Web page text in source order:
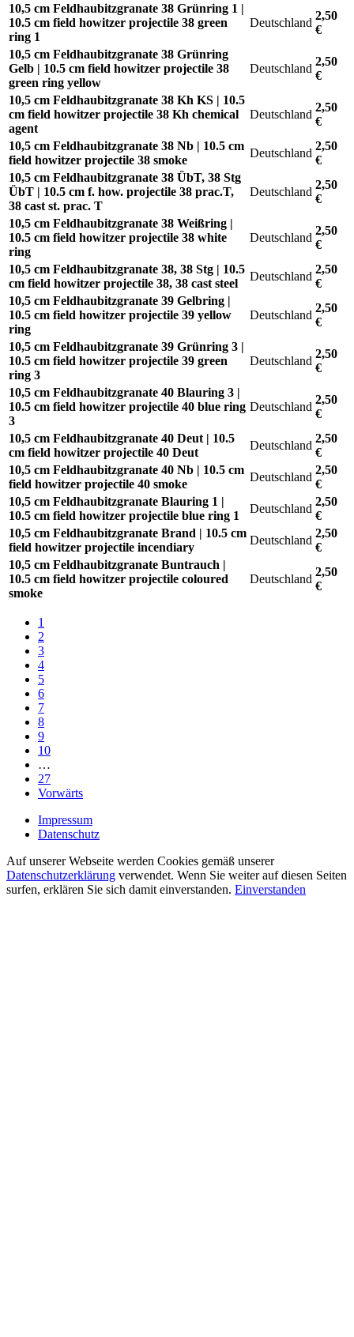
10,5 cm Feldhaubitzgranate 38 Grünring 1 |
10.5 cm field howitzer projectile 38 green
ring 1
Deutschland
2,50
€
10,5 cm Feldhaubitzgranate 38 Grünring
Gelb | 10.5 cm field howitzer projectile 38
green ring yellow
Deutschland
2,50
€
10,5 cm Feldhaubitzgranate 38 Kh KS | 10.5
cm field howitzer projectile 38 Kh chemical
agent
Deutschland
2,50
€
10,5 cm Feldhaubitzgranate 38 Nb | 10.5 cm
field howitzer projectile 38 smoke
Deutschland
2,50
€
10,5 cm Feldhaubitzgranate 38 ÜbT, 38 Stg
ÜbT | 10.5 cm f. how. projectile 38 prac.T,
38 cast st. prac. T
Deutschland
2,50
€
10,5 cm Feldhaubitzgranate 38 Weißring |
10.5 cm field howitzer projectile 38 white
ring
Deutschland
2,50
€
10,5 cm Feldhaubitzgranate 38, 38 Stg | 10.5
cm field howitzer projectile 38, 38 cast steel
Deutschland
2,50
€
10,5 cm Feldhaubitzgranate 39 Gelbring |
10.5 cm field howitzer projectile 39 yellow
ring
Deutschland
2,50
€
10,5 cm Feldhaubitzgranate 39 Grünring 3 |
10.5 cm field howitzer projectile 39 green
ring 3
Deutschland
2,50
€
10,5 cm Feldhaubitzgranate 40 Blauring 3 |
10.5 cm field howitzer projectile 40 blue ring
3
Deutschland
2,50
€
10,5 cm Feldhaubitzgranate 40 Deut | 10.5
cm field howitzer projectile 40 Deut
Deutschland
2,50
€
10,5 cm Feldhaubitzgranate 40 Nb | 10.5 cm
field howitzer projectile 40 smoke
Deutschland
2,50
€
10,5 cm Feldhaubitzgranate Blauring 1 |
10.5 cm field howitzer projectile blue ring 1
Deutschland
2,50
€
10,5 cm Feldhaubitzgranate Brand | 10.5 cm
field howitzer projectile incendiary
Deutschland
2,50
€
10,5 cm Feldhaubitzgranate Buntrauch |
10.5 cm field howitzer projectile coloured
smoke
Deutschland
2,50
€
1
2
3
4
5
6
7
8
9
10
…
27
Vorwärts
Impressum
Datenschutz
Auf unserer Webseite werden Cookies gemäß unserer
Datenschutzerklärung verwendet. Wenn Sie weiter auf diesen Seiten
surfen, erklären Sie sich damit einverstanden. Einverstanden